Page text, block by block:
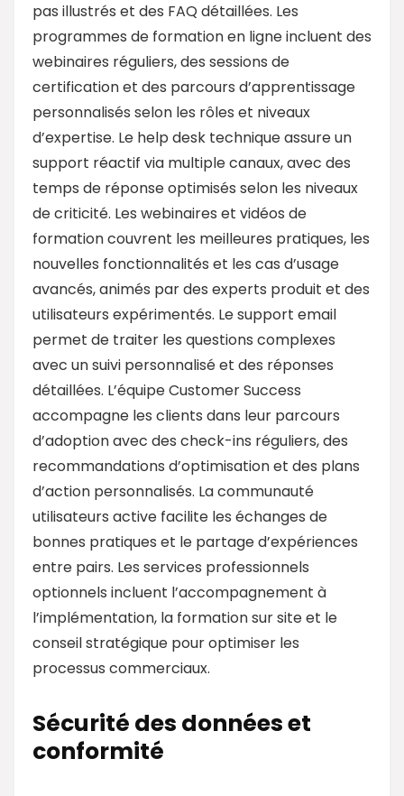
pas illustrés et des FAQ détaillées. Les
programmes de formation en ligne incluent des
webinaires réguliers, des sessions de
certification et des parcours d’apprentissage
personnalisés selon les rôles et niveaux
d’expertise. Le help desk technique assure un
support réactif via multiple canaux, avec des
temps de réponse optimisés selon les niveaux
de criticité. Les webinaires et vidéos de
formation couvrent les meilleures pratiques, les
nouvelles fonctionnalités et les cas d’usage
avancés, animés par des experts produit et des
utilisateurs expérimentés. Le support email
permet de traiter les questions complexes
avec un suivi personnalisé et des réponses
détaillées. L’équipe Customer Success
accompagne les clients dans leur parcours
d’adoption avec des check-ins réguliers, des
recommandations d’optimisation et des plans
d’action personnalisés. La communauté
utilisateurs active facilite les échanges de
bonnes pratiques et le partage d’expériences
entre pairs. Les services professionnels
optionnels incluent l’accompagnement à
l’implémentation, la formation sur site et le
conseil stratégique pour optimiser les
processus commerciaux.
Sécurité des données et
conformité